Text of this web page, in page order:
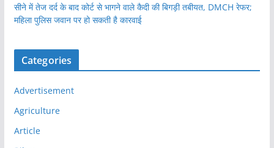
सीने में तेज दर्द के बाद कोर्ट से भागने वाले कैदी की बिगड़ी तबीयत, DMCH रेफर;
महिला पुलिस जवान पर हो सकती है कारवाई
Categories
Advertisement
Agriculture
Article